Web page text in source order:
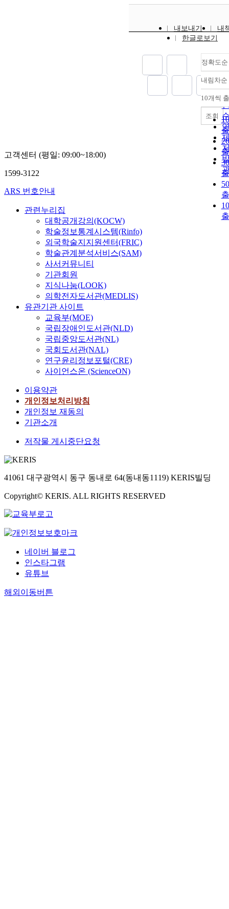
내보내기
내
한글로보기
정확도순
내림차순
10개씩
조회
고객센터 (평일: 09:00~18:00)
1599-3122
ARS 번호안내
관련누리집
대학공개강의(KOCW)
학술정보통계시스템(Rinfo)
외국학술지지원센터(FRIC)
학술관계분석서비스(SAM)
사서커뮤니티
기관회원
지식나눔(LOOK)
의학전자도서관(MEDLIS)
유관기관 사이트
교육부(MOE)
국립장애인도서관(NLD)
국립중앙도서관(NL)
국회도서관(NAL)
연구윤리정보포털(CRE)
사이언스온 (ScienceON)
이용약관
개인정보처리방침
개인정보 재동의
기관소개
저작물 게시중단요청
41061 대구광역시 동구 동내로 64(동내동1119) KERIS빌딩
Copyright© KERIS. ALL RIGHTS RESERVED
네이버 블로그
인스타그램
유튜브
해외이동버튼